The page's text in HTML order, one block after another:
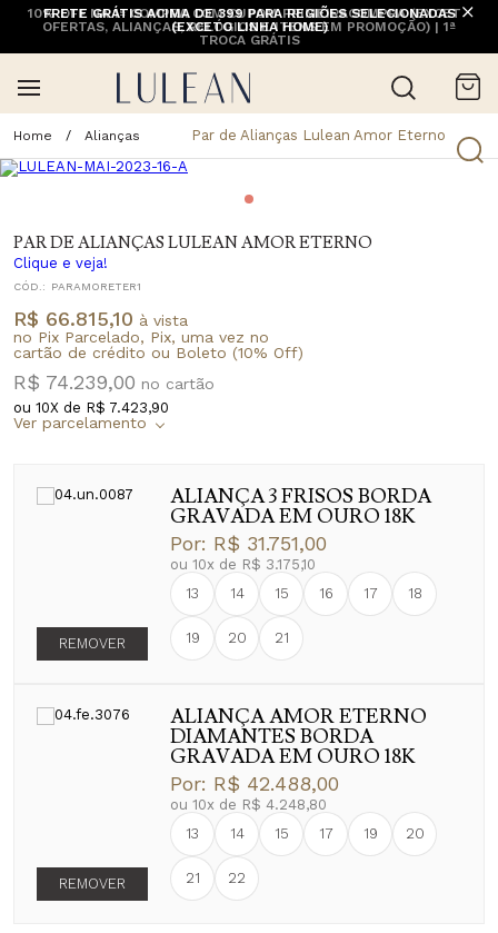
10% OFF NA 1ª COMPRA COM CUPOM PRIMEIRACOMPRA (EXCETO
OFERTAS, ALIANÇAS, RELÓGIOS E ITENS EM PROMOÇÃO) | 1ª
TROCA GRÁTIS
FRETE GRÁTIS ACIMA DE 399 PARA REGIÕES SELECIONADAS
(EXCETO LINHA HOME)
Alianças Par de Alianças Lulean Amor Eterno
PAR DE ALIANÇAS LULEAN AMOR ETERNO
Clique e veja!
CÓD.: PARAMORETER1
R$ 66.815,10 à vista
no Pix Parcelado, Pix, uma vez no
cartão de crédito ou Boleto (10% Off)
R$ 74.239,00
ou 10X de R$ 7.423,90
ALIANÇA 3 FRISOS BORDA
GRAVADA EM OURO 18K
Por: R$ 31.751,00
ou 10x de R$ 3.175,10
13
14 15 16 17 18
19 20 21
REMOVER
ALIANÇA AMOR ETERNO
DIAMANTES BORDA
GRAVADA EM OURO 18K
Por: R$ 42.488,00
ou 10x de R$ 4.248,80
13
14 15 17 19 20
21 22
REMOVER